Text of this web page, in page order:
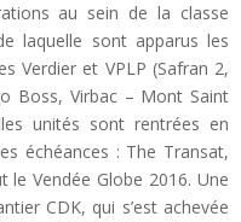
au sein de la classe
laquelle sont apparus les
Verdier et VPLP (Safran 2,
Boss, Virbac – Mont Saint
unités sont rentrées en
échéances : The Transat,
le Vendée Globe 2016. Une
CDK, qui s’est achevée